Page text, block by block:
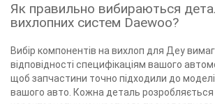
Як правильно вибираються
вихлопних систем Daewoo?
Вибір компонентів на вихлоп для Деу
відповідності специфікаціям вашого
щоб запчастини точно підходили до
вашого авто. Кожна деталь розробляється